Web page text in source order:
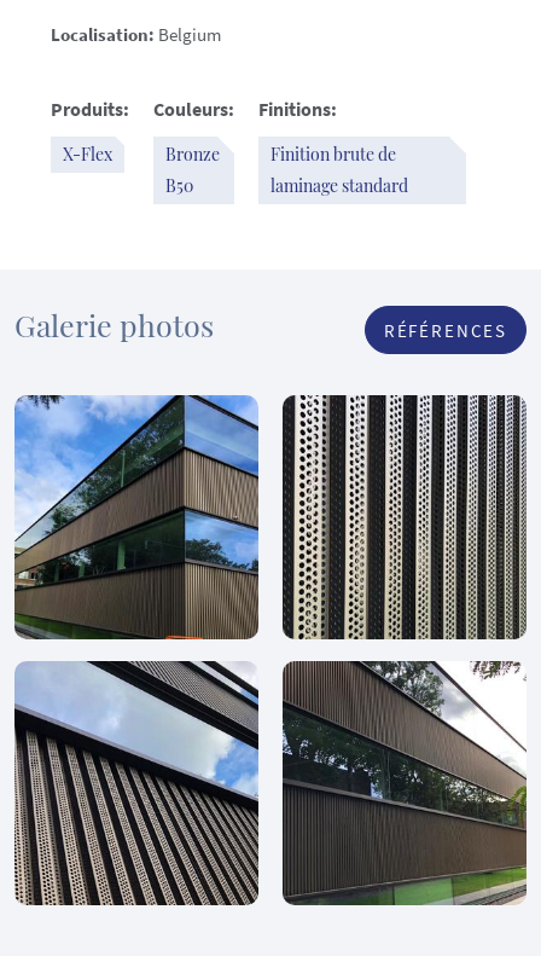
Localisation: Belgium
Produits:
X-Flex
Couleurs:
Bronze
B50
Finitions:
Finition brute de
laminage standard
Galerie photos RÉFÉRENCES